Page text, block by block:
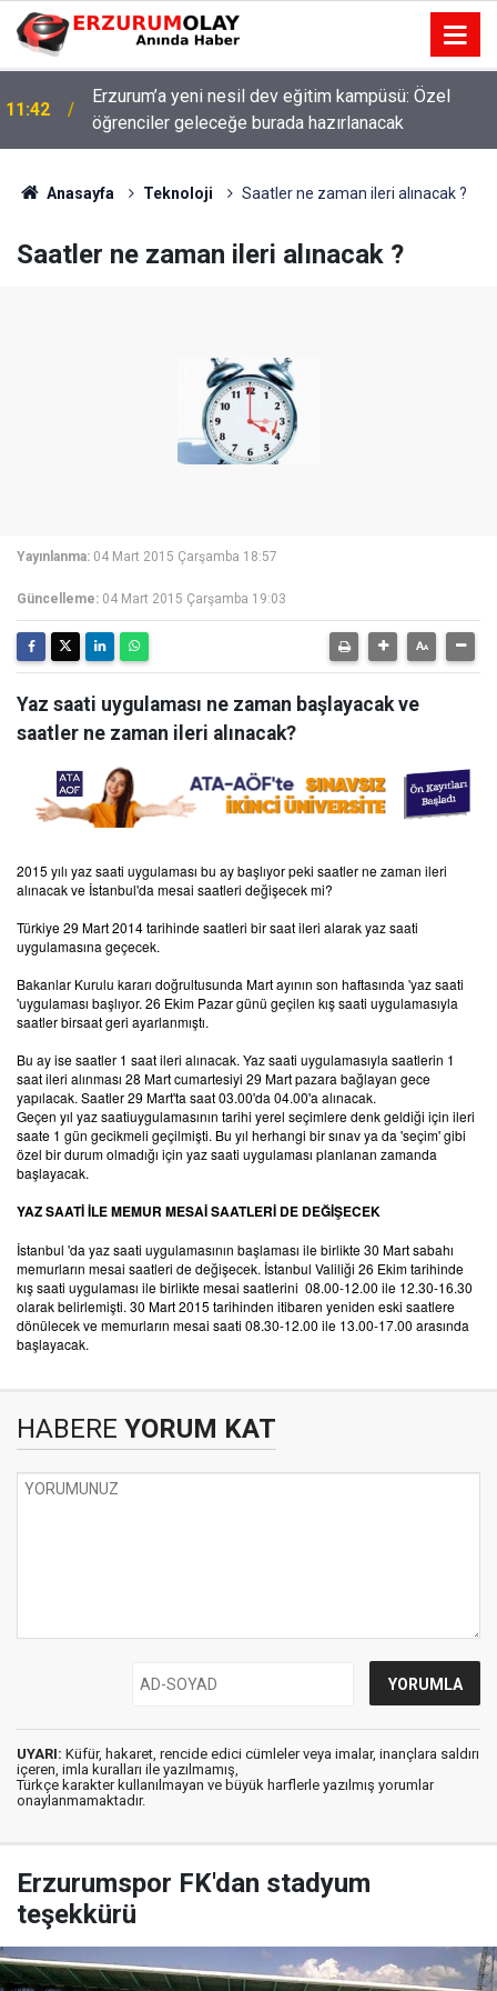
11:42
Erzurum’a yeni nesil dev eğitim kampüsü: Özel
öğrenciler geleceğe burada hazırlanacak
Anasayfa Teknoloji Saatler ne zaman ileri alınacak ?
Saatler ne zaman ileri alınacak ?
Yayınlanma: 04 Mart 2015 Çarşamba 18:57
Güncelleme: 04 Mart 2015 Çarşamba 19:03
Yaz saati uygulaması ne zaman başlayacak ve
saatler ne zaman ileri alınacak?
2015 yılı yaz saati uygulaması bu ay başlıyor peki saatler ne zaman ileri
alınacak ve İstanbul'da mesai saatleri değişecek mi?
Türkiye 29 Mart 2014 tarihinde saatleri bir saat ileri alarak yaz saati
uygulamasına geçecek.
Bakanlar Kurulu kararı doğrultusunda Mart ayının son haftasında 'yaz saati
'uygulaması başlıyor. 26 Ekim Pazar günü geçilen kış saati uygulamasıyla
saatler birsaat geri ayarlanmıştı.
Bu ay ise saatler 1 saat ileri alınacak. Yaz saati uygulamasıyla saatlerin 1
saat ileri alınması 28 Mart cumartesiyi 29 Mart pazara bağlayan gece
yapılacak. Saatler 29 Mart'ta saat 03.00'da 04.00'a alınacak.
Geçen yıl yaz saatiuygulamasının tarihi yerel seçimlere denk geldiği için ileri
saate 1 gün gecikmeli geçilmişti. Bu yıl herhangi bir sınav ya da 'seçim' gibi
özel bir durum olmadığı için yaz saati uygulaması planlanan zamanda
başlayacak.
YAZ SAATİ İLE MEMUR MESAİ SAATLERİ DE DEĞİŞECEK
İstanbul 'da yaz saati uygulamasının başlaması ile birlikte 30 Mart sabahı
memurların mesai saatleri de değişecek. İstanbul Valiliği 26 Ekim tarihinde
kış saati uygulaması ile birlikte mesai saatlerini 08.00-12.00 ile 12.30-16.30
olarak belirlemişti. 30 Mart 2015 tarihinden itibaren yeniden eski saatlere
dönülecek ve memurların mesai saati 08.30-12.00 ile 13.00-17.00 arasında
başlayacak.
HABERE YORUM KAT
UYARI: Küfür, hakaret, rencide edici cümleler veya imalar, inançlara saldırı
içeren, imla kuralları ile yazılmamış,
Türkçe karakter kullanılmayan ve büyük harflerle yazılmış yorumlar
onaylanmamaktadır.
Erzurumspor FK'dan stadyum
teşekkürü